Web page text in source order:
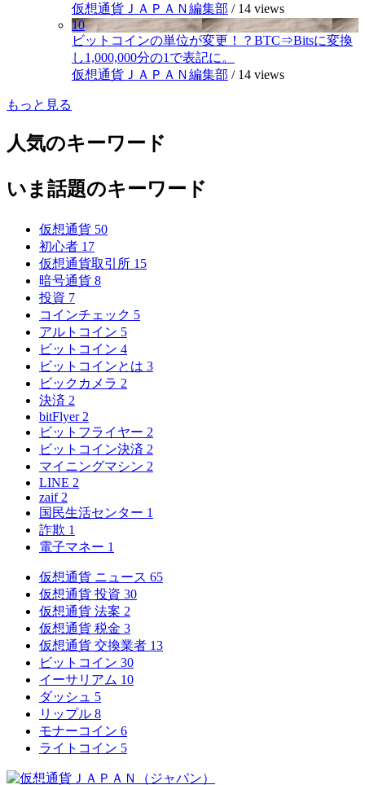
仮想通貨ＪＡＰＡＮ編集部 / 14 views
10
ビットコインの単位が変更！？BTC⇒Bitsに変換
し1,000,000分の1で表記に。
仮想通貨ＪＡＰＡＮ編集部 / 14 views
もっと見る
人気のキーワード
いま話題のキーワード
仮想通貨 50
初心者 17
仮想通貨取引所 15
暗号通貨 8
投資 7
コインチェック 5
アルトコイン 5
ビットコイン 4
ビットコインとは 3
ビックカメラ 2
決済 2
bitFlyer 2
ビットフライヤー 2
ビットコイン決済 2
マイニングマシン 2
LINE 2
zaif 2
国民生活センター 1
詐欺 1
電子マネー 1
仮想通貨 ニュース 65
仮想通貨 投資 30
仮想通貨 法案 2
仮想通貨 税金 3
仮想通貨 交換業者 13
ビットコイン 30
イーサリアム 10
ダッシュ 5
リップル 8
モナーコイン 6
ライトコイン 5